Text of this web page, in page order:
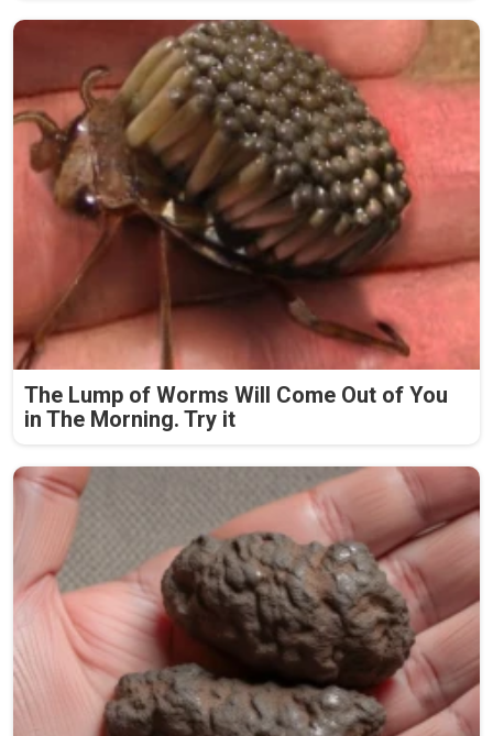
The Lump of Worms Will Come Out of You
in The Morning. Try it